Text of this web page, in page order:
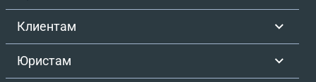
Клиентам
Юристам